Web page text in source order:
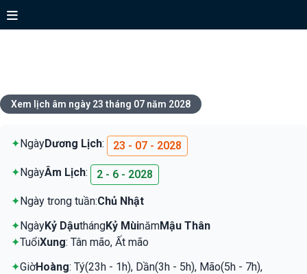
Xem lịch âm ngày 23 tháng 07 năm 2028
✦NgàyDương Lịch: 23 - 07 - 2028
✦NgàyÂm Lịch: 2 - 6 - 2028
✦Ngày trong tuần:Chủ Nhật
✦NgàyKỷ DậuthángKỷ MùinămMậu Thân
✦TuổiXung: Tân mão, Ất mão
✦GiờHoàng: Tý(23h - 1h), Dần(3h - 5h), Mão(5h - 7h),